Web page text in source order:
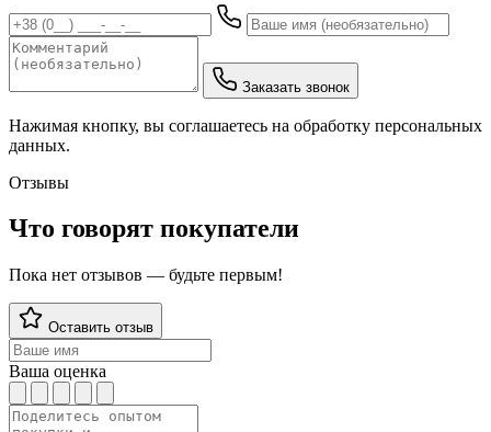
Заказать звонок
Нажимая кнопку, вы соглашаетесь на обработку персональных
данных.
Отзывы
Что говорят покупатели
Пока нет отзывов — будьте первым!
Оставить отзыв
Ваша оценка